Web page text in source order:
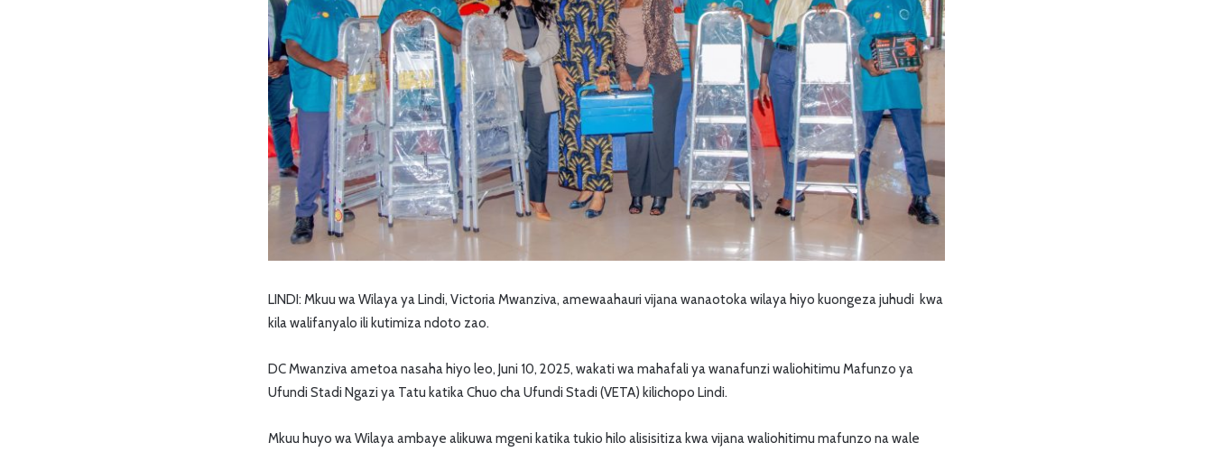
LINDI: Mkuu wa Wilaya ya Lindi, Victoria Mwanziva, amewaahauri vijana wanaotoka wilaya hiyo kuongeza juhudi kwa
kila walifanyalo ili kutimiza ndoto zao.
DC Mwanziva ametoa nasaha hiyo leo, Juni 10, 2025, wakati wa mahafali ya wanafunzi waliohitimu Mafunzo ya
Ufundi Stadi Ngazi ya Tatu katika Chuo cha Ufundi Stadi (VETA) kilichopo Lindi.
Mkuu huyo wa Wilaya ambaye alikuwa mgeni katika tukio hilo alisisitiza kwa vijana waliohitimu mafunzo na wale